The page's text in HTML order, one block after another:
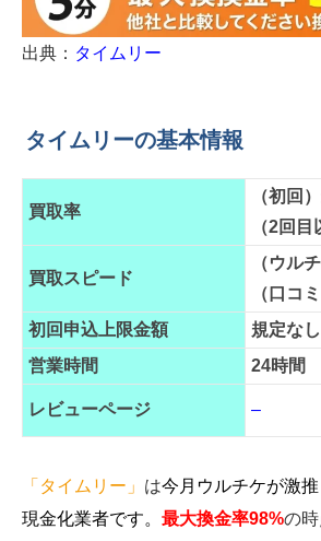
出典： タイムリー
タイムリーの基本情報
買取率
（初回
（2回
買取スピード
（ウル
（口コ
初回申込上限金額
規定なし
営業時間
24時間
レビューページ –
「タイムリー」 は今月ウルチケが激
現金化業者です。 最大換金率98%の